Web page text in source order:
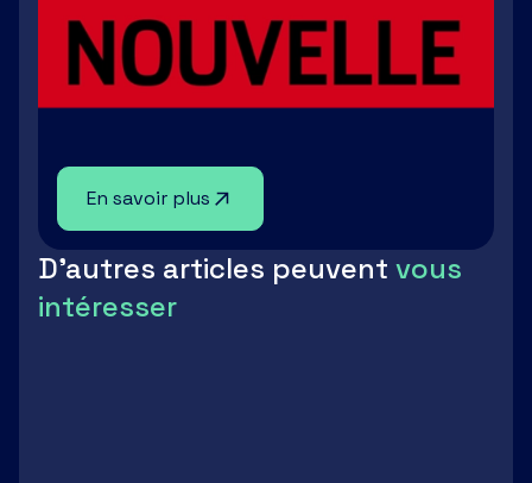
En savoir plus
D'autres articles peuvent vous
intéresser